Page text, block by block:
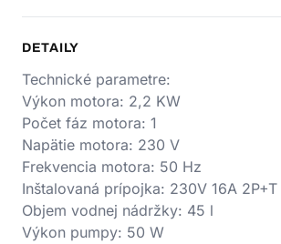
DETAILY
Technické parametre:
Výkon motora: 2,2 KW
Počet fáz motora: 1
Napätie motora: 230 V
Frekvencia motora: 50 Hz
Inštalovaná prípojka: 230V 16A 2P+T
Objem vodnej nádržky: 45 l
Výkon pumpy: 50 W